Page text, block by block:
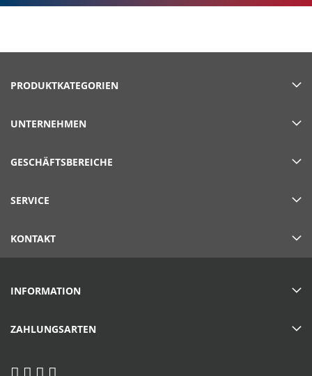
PRODUKTKATEGORIEN
UNTERNEHMEN
GESCHÄFTSBEREICHE
SERVICE
KONTAKT
INFORMATION
ZAHLUNGSARTEN